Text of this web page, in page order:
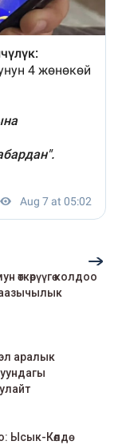
колдоо
ыраазычылык
аралык
Ысык-Көлдө